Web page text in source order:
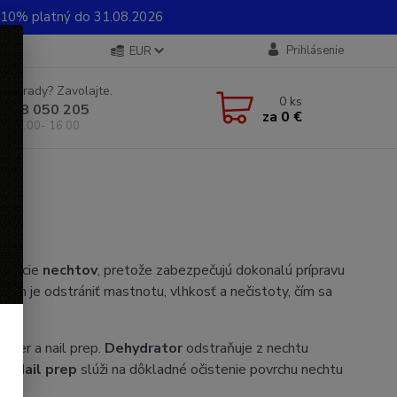
10% platný do 31.08.2026
EUR Prihlásenie
si rady? Zavolajte.
948 050 205
od 8.00- 16.00
0 ks
za 0 €
nechtov, pretože zabezpečujú dokonalú prípravu
je odstrániť mastnotu, vlhkosť a nečistoty, čím sa
a nail prep. Dehydratorodstraňuje z nechtu
Nail prep slúži na dôkladné očistenie povrchu nechtu